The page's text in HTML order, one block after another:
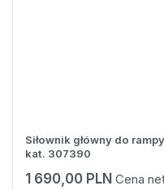
Siłownik główny do
kat. 307390
1 690,00 PLN Cena